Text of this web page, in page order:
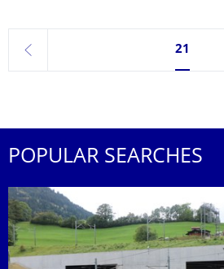
previous
21
POPULAR SEARCHES